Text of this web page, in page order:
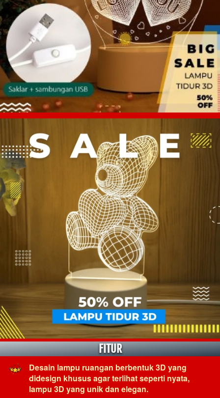
FITUR
Desain lampu ruangan berbentuk 3D yang
didesign khusus agar terlihat seperti nyata,
lampu 3D yang unik dan elegan.